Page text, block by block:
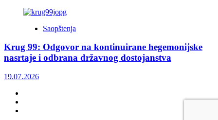
Saopštenja
Krug 99: Odgovor na kontinuirane hegemonijske
nasrtaje i odbrana državnog dostojanstva
19.07.2026